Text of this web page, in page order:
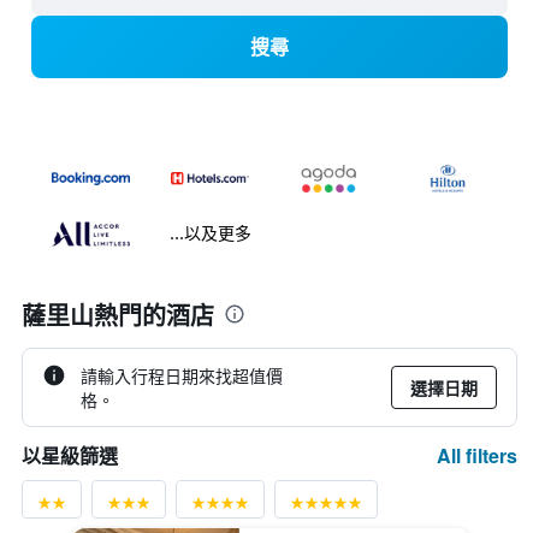
搜尋
...以及更多
薩里山熱門的酒店
請輸入行程日期來找超值價
格。
選擇日期
以星級篩選 All filters